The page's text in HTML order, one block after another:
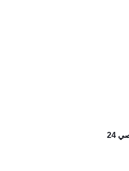
يتم التوجه الي فرع الشركة ( معرض جسر السويس - القاهرة ) لأستكمال أجراءات أستلام الجائزة في نفس اليوم بعد الأتصال أو بحد أقصي 24